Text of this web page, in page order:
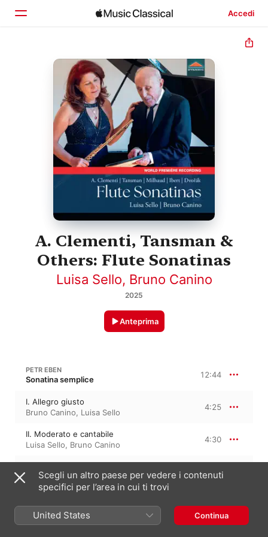
Accedi
Home
Scopri
Cerca
A. Clementi, Tansman &
Others: Flute Sonatinas
Luisa Sello, Bruno Canino
2025
Anteprima
PETR EBEN
Sonatina semplice 12:44
I. Allegro giusto
Bruno Canino, Luisa Sello
4:25
II. Moderato e cantabile
Luisa Sello, Bruno Canino
4:30
Luisa Sello ,Bruno Canino
3:47
PÁL JÁRDÁNYI: FLUTE SONATINA IN D MAJOR 5:25
Scegli un altro paese per vedere i contenuti
specifici per l’area in cui ti trovi
United States Continua